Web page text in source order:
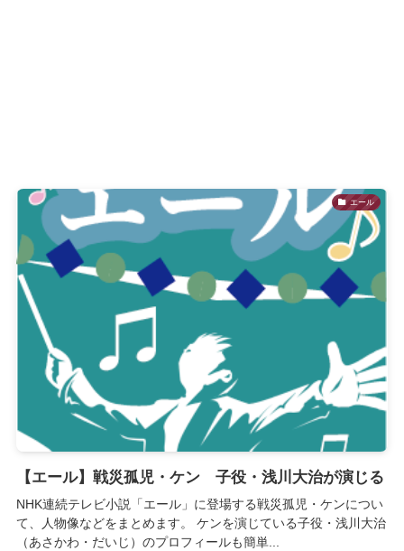
エール
【エール】戦災孤児・ケン 子役・浅川大治が演じる
NHK連続テレビ小説「エール」に登場する戦災孤児・ケンについ
て、人物像などをまとめます。 ケンを演じている子役・浅川大治
（あさかわ・だいじ）のプロフィールも簡単...